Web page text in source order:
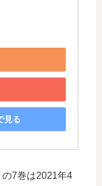
見る
7巻は2021年4